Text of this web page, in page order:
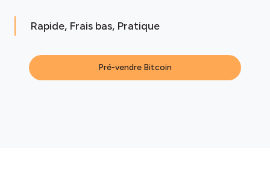
Rapide, Frais bas, Pratique
Pré-vendre Bitcoin